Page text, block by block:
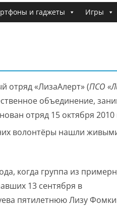
и гаджеты Игры
отряд «ЛизаАлерт» (ПСО
объединение,
отряд 15 октября 2010
волонтёры нашли
когда группа из
13 сентября в
пятилетнюю Лизу